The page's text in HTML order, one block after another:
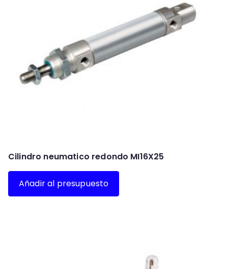
Cilindro neumatico redondo MI16X25
Añadir al presupuesto